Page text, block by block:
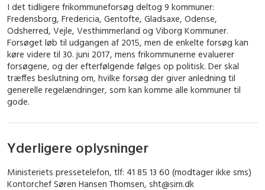
I det tidligere frikommuneforsøg deltog 9 kommuner:
Fredensborg, Fredericia, Gentofte, Gladsaxe, Odense,
Odsherred, Vejle, Vesthimmerland og Viborg Kommuner.
Forsøget løb til udgangen af 2015, men de enkelte forsøg kan
køre videre til 30. juni 2017, mens frikommunerne evaluerer
forsøgene, og der efterfølgende følges op politisk. Der skal
træffes beslutning om, hvilke forsøg der giver anledning til
generelle regelændringer, som kan komme alle kommuner til
gode.
Yderligere oplysninger
Ministeriets pressetelefon, tlf: 41 85 13 60 (modtager ikke sms)
Kontorchef Søren Hansen Thomsen, sht@sim.dk